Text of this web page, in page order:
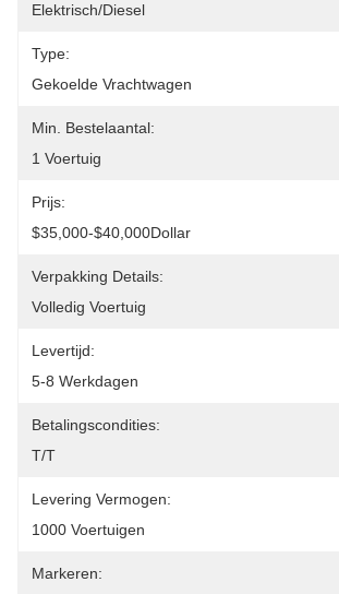
Elektrisch/diesel
Type:
Gekoelde Vrachtwagen
Min. Bestelaantal:
1 Voertuig
Prijs:
$35,000-$40,000Dollar
Verpakking Details:
Volledig Voertuig
Levertijd:
5-8 Werkdagen
Betalingscondities:
T/T
Levering Vermogen:
1000 Voertuigen
Markeren: